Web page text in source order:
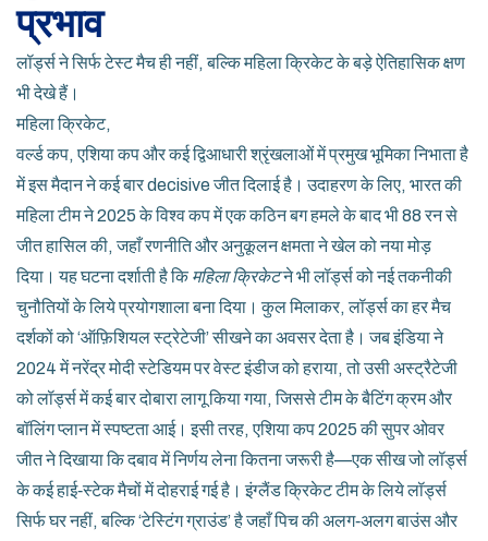
प्रभाव
लॉर्ड्स ने सिर्फ टेस्ट मैच ही नहीं, बल्कि महिला क्रिकेट के बड़े ऐतिहासिक क्षण
भी देखे हैं।
महिला क्रिकेट,
वर्ल्ड कप, एशिया कप और कई द्विआधारी श्रृंखलाओं में प्रमुख भूमिका निभाता है
में इस मैदान ने कई बार decisive जीत दिलाई है। उदाहरण के लिए, भारत की
महिला टीम ने 2025 के विश्व कप में एक कठिन बग हमले के बाद भी 88 रन से
जीत हासिल की, जहाँ रणनीति और अनुकूलन क्षमता ने खेल को नया मोड़
दिया। यह घटना दर्शाती है किमहिला क्रिकेटने भी लॉर्ड्स को नई तकनीकी
चुनौतियों के लिये प्रयोगशाला बना दिया। कुल मिलाकर, लॉर्ड्स का हर मैच
दर्शकों को ‘ऑफ़िशियल स्ट्रेटेजी’ सीखने का अवसर देता है। जब इंडिया ने
2024 में नरेंद्र मोदी स्टेडियम पर वेस्ट इंडीज को हराया, तो उसी अस्ट्रैटेजी
को लॉर्ड्स में कई बार दोबारा लागू किया गया, जिससे टीम के बैटिंग क्रम और
बॉलिंग प्लान में स्पष्टता आई। इसी तरह, एशिया कप 2025 की सुपर ओवर
जीत ने दिखाया कि दबाव में निर्णय लेना कितना जरूरी है—एक सीख जो लॉर्ड्स
के कई हाई‑स्टेक मैचों में दोहराई गई है। इंग्लैंड क्रिकेट टीम के लिये लॉर्ड्स
सिर्फ घर नहीं, बल्कि ‘टेस्टिंग ग्राउंड’ है जहाँ पिच की अलग‑अलग बाउंस और